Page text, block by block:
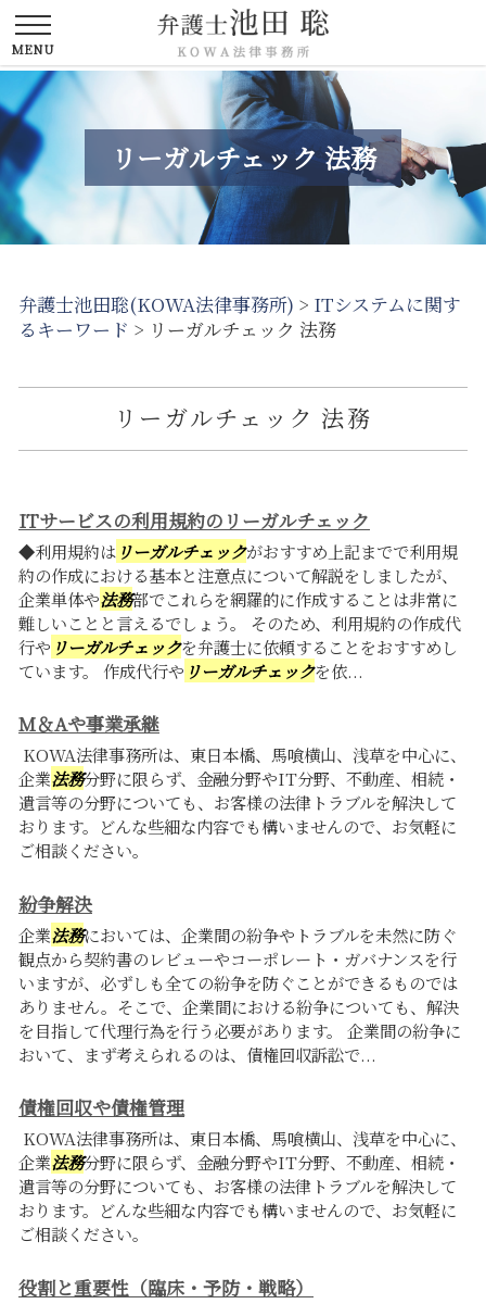
リーガルチェック 法務
弁護士池田聡(KOWA法律事務所) > ITシステムに関す
るキーワード > リーガルチェック 法務
リーガルチェック 法務
ITサービスの利用規約のリーガルチェック
◆利用規約は リーガルチェックがおすすめ上記までで利用規
約の作成における基本と注意点について解説をしましたが、
企業単体や法務部でこれらを網羅的に作成することは非常に
難しいことと言えるでしょう。 そのため、利用規約の作成代
行や リーガルチェックを弁護士に依頼することをおすすめし
ています。 作成代行や リーガルチェックを依...
M＆Aや事業承継
KOWA法律事務所は、東日本橋、馬喰横山、浅草を中心に、
企業法務分野に限らず、金融分野やIT分野、不動産、相続・
遺言等の分野についても、お客様の法律トラブルを解決して
おります。どんな些細な内容でも構いませんので、お気軽に
ご相談ください。
紛争解決
企業法務においては、企業間の紛争やトラブルを未然に防ぐ
観点から契約書のレビューやコーポレート・ガバナンスを行
いますが、必ずしも全ての紛争を防ぐことができるものでは
ありません。そこで、企業間における紛争についても、解決
を目指して代理行為を行う必要があります。 企業間の紛争に
おいて、まず考えられるのは、債権回収訴訟で...
債権回収や債権管理
KOWA法律事務所は、東日本橋、馬喰横山、浅草を中心に、
企業法務分野に限らず、金融分野やIT分野、不動産、相続・
遺言等の分野についても、お客様の法律トラブルを解決して
おります。どんな些細な内容でも構いませんので、お気軽に
ご相談ください。
役割と重要性（臨床・予防・戦略）